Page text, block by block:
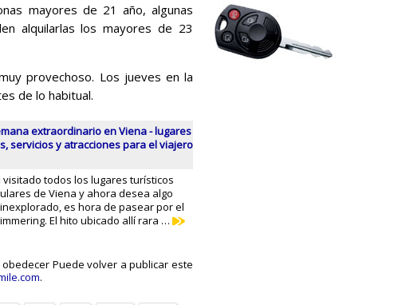
mayores de 21 año, algunas
alquilarlas los mayores de 23
provechoso. Los jueves en la
de lo habitual.
extraordinario en Viena - lugares
servicios y atracciones para el viajero
visitado todos los lugares turísticos
de Viena y ahora desea algo
es hora de pasear por el
El hito ubicado allí rara …
Puede volver a publicar este
.